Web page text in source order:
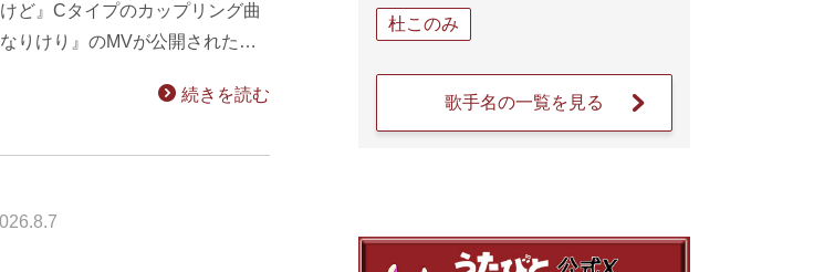
ど』Cタイプのカップリング曲
なりけり』のMVが公開された…
続きを読む
杜このみ
歌手名の一覧を見る